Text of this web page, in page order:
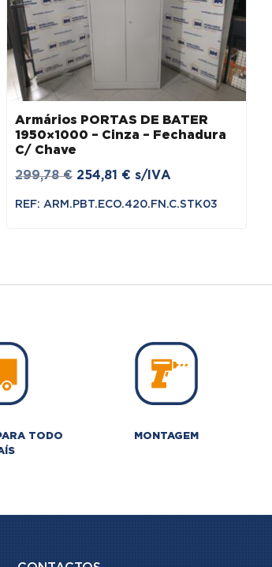
Armários PORTAS DE BATER
1950×1000 – Cinza – Fechadura
C/ Chave
299,78€ O
254,81 € O
s/IVA
REF: ARM.PBT.ECO.420.FN.C.STK03
TODO
MONTAGEM